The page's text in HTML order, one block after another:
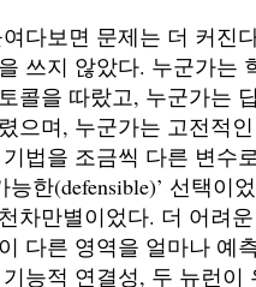
다보면 문제는 더 커진
쓰지 않았다. 누군가는
콜을 따랐고, 누군가는
으며, 누군가는 고전적
법을 조금씩 다른 변수
능한(defensible)’ 선택이
차만별이었다. 더 어려
다른 영역을 얼마나 예
능적 연결성, 두 뉴런이